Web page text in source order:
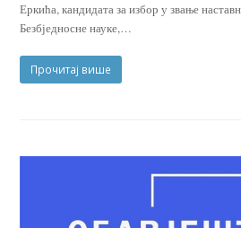
Еркића, кандидата за избор у звање
Безбједносне науке,…
Прочитај више